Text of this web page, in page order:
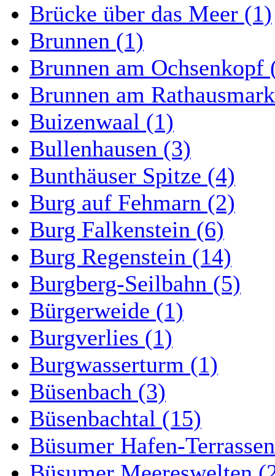
Brücke über das Meer (1)
Brunnen (1)
Brunnen am Ochsenkopf
Brunnen am
Buizenwaal (1)
Bullenhausen (3)
Bunthäuser Spitze (4)
Burg auf Fehmarn (2)
Burg Falkenstein (6)
Burg Regenstein (14)
Burgberg-Seilbahn (5)
Bürgerweide (1)
Burgverlies (1)
Burgwasserturm (1)
Büsenbach (3)
Büsenbachtal (15)
Büsumer Hafen-